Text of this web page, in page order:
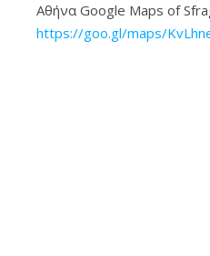
Αθήνα Google Maps of
https://goo.gl/maps/